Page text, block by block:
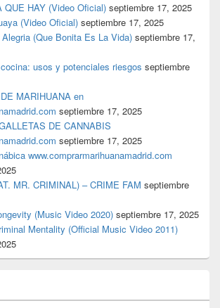
QUE HAY (Video Oficial) septiembre 17, 2025
(Video Oficial) septiembre 17, 2025
(Que Bonita Es La Vida) septiembre 17,
usos y potenciales riesgos septiembre
MARIHUANA en
septiembre 17, 2025
DE CANNABIS
septiembre 17, 2025
www.comprarmarihuanamadrid.com
MR. CRIMINAL) – CRIME FAM septiembre
(Music Video 2020) septiembre 17, 2025
Mentality (Official Music Video 2011)